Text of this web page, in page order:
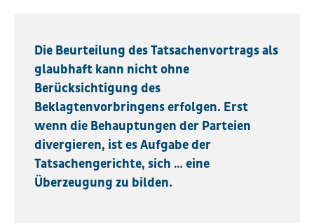
Die Beurteilung des Tatsachenvortrags als
glaubhaft kann nicht ohne
Berücksichtigung des
Beklagtenvorbringens erfolgen. Erst
wenn die Behauptungen der Parteien
divergieren, ist es Aufgabe der
Tatsachengerichte, sich … eine
Überzeugung zu bilden.